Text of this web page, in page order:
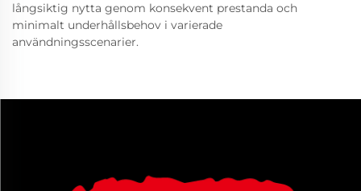
långsiktig nytta genom konsekvent prestanda och
minimalt underhållsbehov i varierade
användningsscenarier.